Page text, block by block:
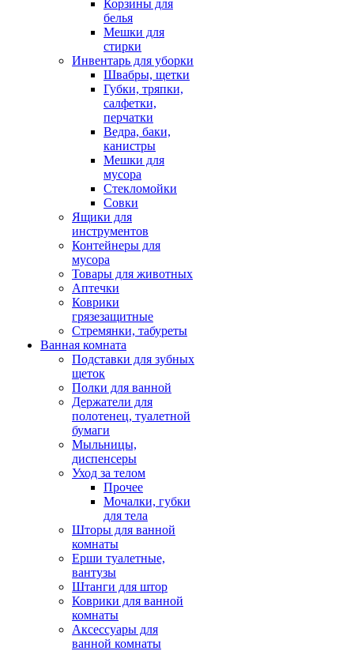
Корзины для
белья
Мешки для
стирки
Инвентарь для уборки
Швабры, щетки
Губки, тряпки,
салфетки,
перчатки
Ведра, баки,
канистры
Мешки для
мусора
Стекломойки
Совки
Ящики для
инструментов
Контейнеры для
мусора
Товары для животных
Аптечки
Коврики
грязезащитные
Стремянки, табуреты
Ванная комната
Подставки для зубных
щеток
Полки для ванной
Держатели для
полотенец, туалетной
бумаги
Мыльницы,
диспенсеры
Уход за телом
Прочее
Мочалки, губки
для тела
Шторы для ванной
комнаты
Ерши туалетные,
вантузы
Штанги для штор
Коврики для ванной
комнаты
Аксессуары для
ванной комнаты